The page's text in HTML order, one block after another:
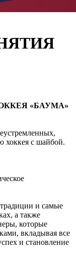
«БАУМА»
хоккея с шайбой.
и самые
а также
которые
вкладывая все
и становление